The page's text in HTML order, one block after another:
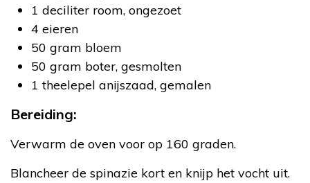
1 deciliter room, ongezoet
4 eieren
50 gram bloem
50 gram boter, gesmolten
1 theelepel anijszaad, gemalen
Bereiding:
Verwarm de oven voor op 160 graden.
Blancheer de spinazie kort en knijp het vocht uit.